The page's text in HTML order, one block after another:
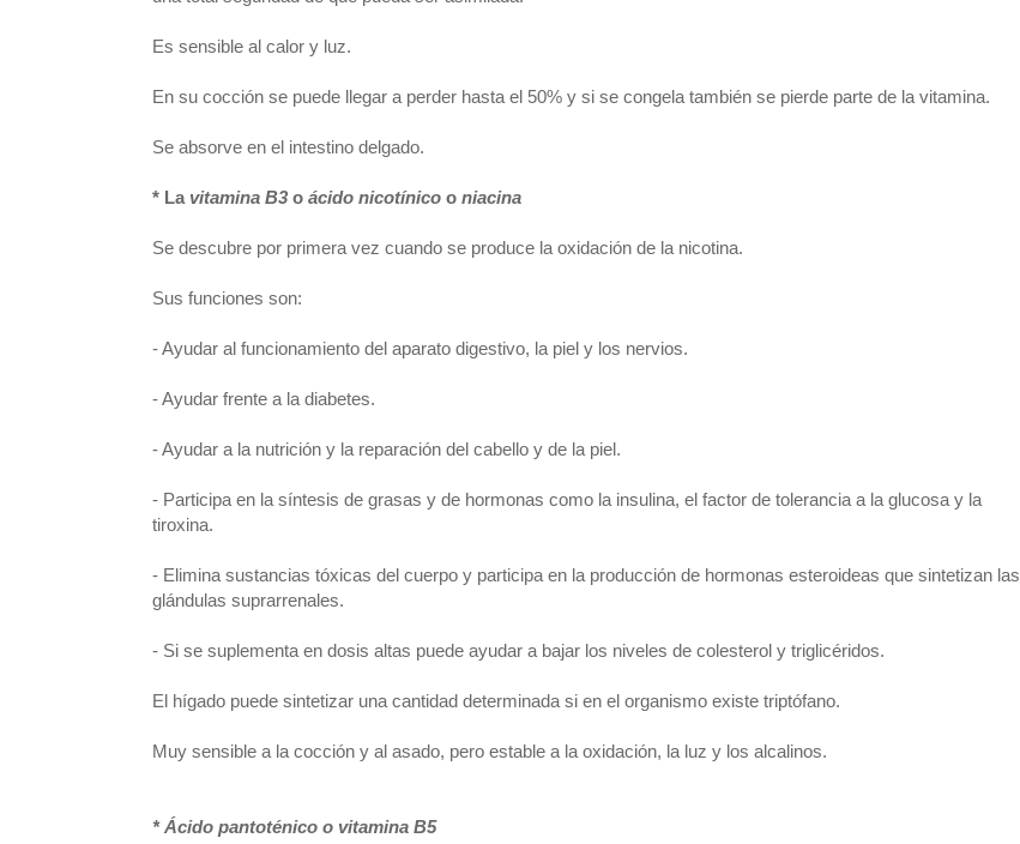
Es sensible al calor y luz.
En su cocción se puede llegar a perder hasta el 50% y si se congela también se pierde parte de la vitamina.
Se absorve en el intestino delgado.
* La vitamina B3 o ácido nicotínico o niacina
Se descubre por primera vez cuando se produce la oxidación de la nicotina.
Sus funciones son:
- Ayudar al funcionamiento del aparato digestivo, la piel y los nervios.
- Ayudar frente a la diabetes.
- Ayudar a la nutrición y la reparación del cabello y de la piel.
- Participa en la síntesis de grasas y de hormonas como la insulina, el factor de tolerancia a la glucosa y la
tiroxina.
- Elimina sustancias tóxicas del cuerpo y participa en la producción de hormonas esteroideas que sintetizan las
glándulas suprarrenales.
- Si se suplementa en dosis altas puede ayudar a bajar los niveles de colesterol y triglicéridos.
El hígado puede sintetizar una cantidad determinada si en el organismo existe triptófano.
Muy sensible a la cocción y al asado, pero estable a la oxidación, la luz y los alcalinos.
* Ácido pantoténico o vitamina B5